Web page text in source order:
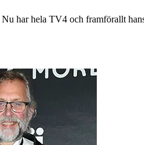
har hela TV4 och framförallt